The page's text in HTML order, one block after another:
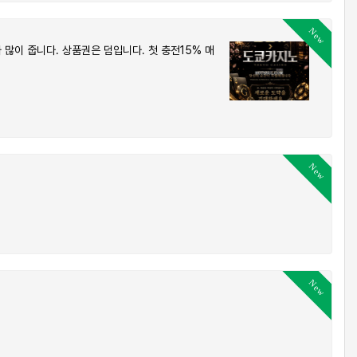
New
이 줍니다. 상품권은 덤입니다. 첫 충전15% 매
New
New